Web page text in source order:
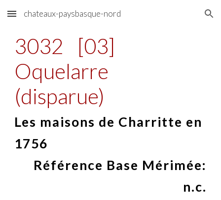
Skip to main content Skip to navigation
chateaux-paysbasque-nord
3032
[03]
Oquelarre
(disparue)
Les maisons de Charritte en
1756
Référence Base Mérimée:
n.c.